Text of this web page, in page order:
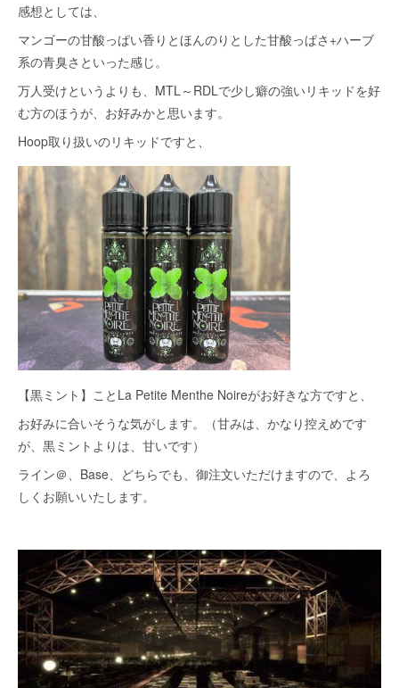
感想としては、
マンゴーの甘酸っぱい香りとほんのりとした甘酸っぱさ+ハーブ
系の青臭さといった感じ。
万人受けというよりも、MTL～RDLで少し癖の強いリキッドを好
む方のほうが、お好みかと思います。
Hoop取り扱いのリキッドですと、
【黒ミント】ことLa Petite Menthe Noireがお好きな方ですと、
お好みに合いそうな気がします。（甘みは、かなり控えめです
が、黒ミントよりは、甘いです）
ライン＠、Base、どちらでも、御注文いただけますので、よろ
しくお願いいたします。